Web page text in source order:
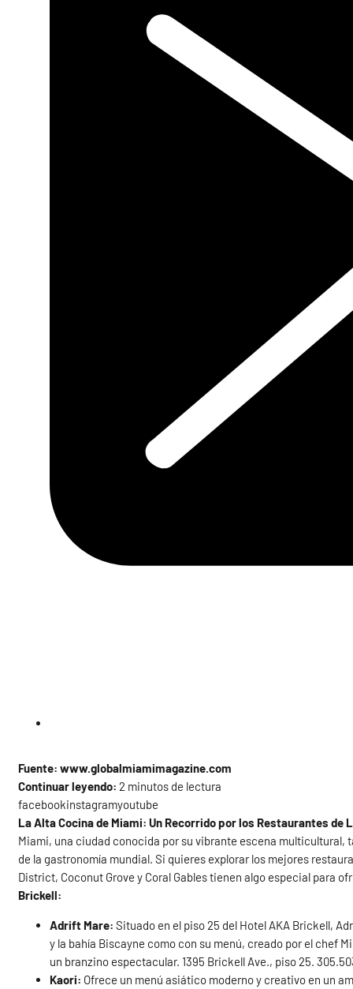
Fuente: www.globalmiamimagazine.com
Continuar leyendo: 2 minutos de lectura
facebookinstagramyoutube
La Alta Cocina de Miami: Un Recorrido por los Restaurantes de
Miami, una ciudad conocida por su vibrante escena
de la gastronomía mundial. Si quieres explorar los mejores
District, Coconut Grove y Coral Gables tienen algo especial para
Brickell:
Adrift Mare: Situado en el piso 25 del Hotel AKA Brickell,
y la bahía Biscayne como con su menú, creado por el chef
un branzino espectacular. 1395 Brickell Ave., piso 25.
Kaori: Ofrece un menú asiático moderno y creativo en un